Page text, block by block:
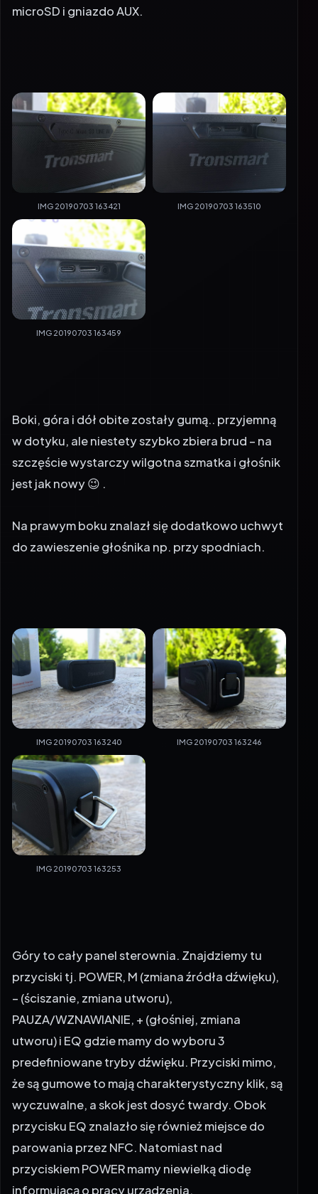
microSD i gniazdo AUX.
IMG 20190703 163421 IMG 20190703 163510
IMG 20190703 163459
Boki, góra i dół obite zostały gumą.. przyjemną
w dotyku, ale niestety szybko zbiera brud – na
szczęście wystarczy wilgotna szmatka i głośnik
jest jak nowy 😉 .
Na prawym boku znalazł się dodatkowo uchwyt
do zawieszenie głośnika np. przy spodniach.
IMG 20190703 163240 IMG 20190703 163246
IMG 20190703 163253
Góry to cały panel sterownia. Znajdziemy tu
przyciski tj. POWER, M (zmiana źródła dźwięku),
– (ściszanie, zmiana utworu),
PAUZA/WZNAWIANIE, + (głośniej, zmiana
utworu) i EQ gdzie mamy do wyboru 3
predefiniowane tryby dźwięku. Przyciski mimo,
że są gumowe to mają charakterystyczny klik, są
wyczuwalne, a skok jest dosyć twardy. Obok
przycisku EQ znalazło się również miejsce do
parowania przez NFC. Natomiast nad
przyciskiem POWER mamy niewielką diodę
informującą o pracy urządzenia.